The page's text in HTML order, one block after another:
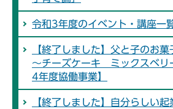
令和3年度のイベント・講座一
【終了しました】父と子のお
～チーズケーキ ミックスベリ
4年度協働事業】
【終了しました】自分らしい